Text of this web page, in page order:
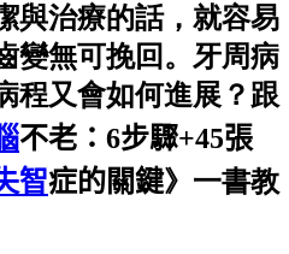
與治療的話，就容易
變無可挽回。牙周病
程又會如何進展？跟
不老：6步驟+45張
智症的關鍵》一書教